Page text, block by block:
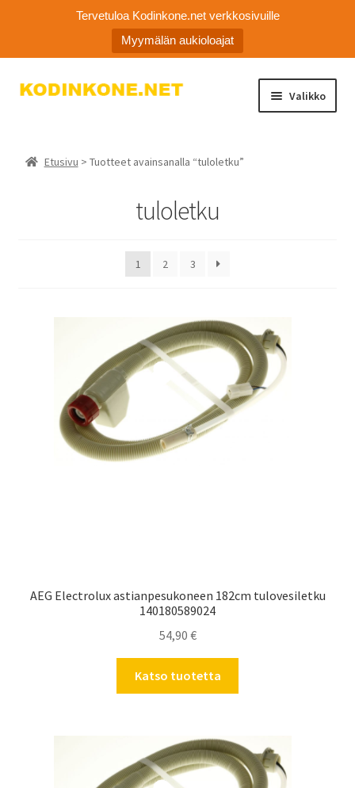
Tervetuloa Kodinkone.net verkkosivuille
Myymälän aukioloajat
Siirry
Siirry
Valikko
Etusivu > Tuotteet avainsanalla “tuloletku”
tuloletku
1 2 3
AEG Electrolux astianpesukoneen 182cm tulovesiletku
140180589024
54,90 €
Katso tuotetta